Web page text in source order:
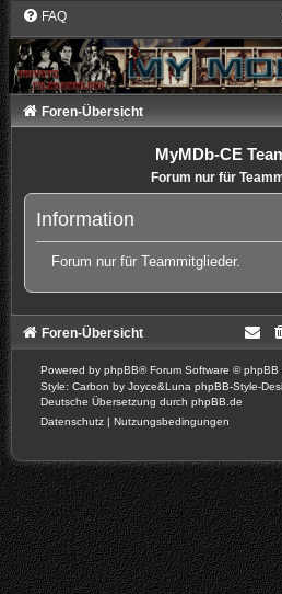
FAQ
Foren-Übersicht
MyMDb-CE
Forum nur für
Information
Forum nur für Teammitglieder.
Foren-Übersicht
Powered by phpBB® Forum Software © phpBB
Style: Carbon by Joyce&Luna phpBB-Style-
Deutsche Übersetzung durch phpBB.de
Datenschutz | Nutzungsbedingungen